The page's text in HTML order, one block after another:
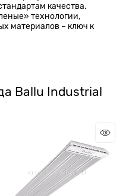
качества.
технологии,
материалов – ключ к
Ballu Industrial